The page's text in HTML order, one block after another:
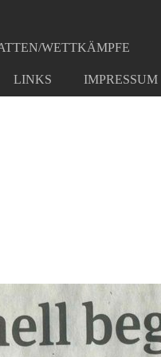
WETTKÄMPFE
LINKS IMPRESSUM